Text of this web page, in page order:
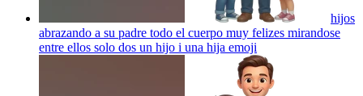
hijos
abrazando a su padre todo el cuerpo muy felizes mirandose
entre ellos solo dos un hijo i una hija emoji